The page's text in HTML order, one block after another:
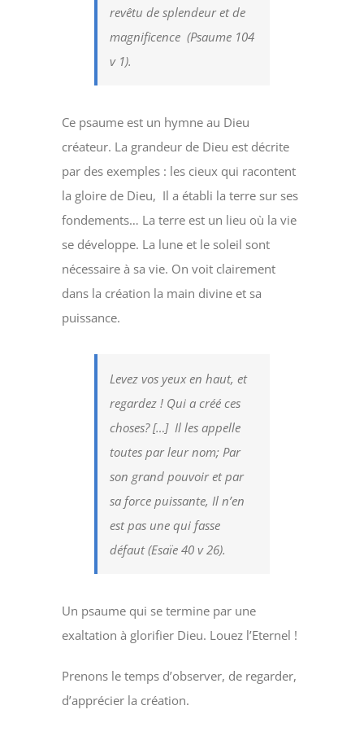
revêtu de splendeur et de
magnificence (Psaume 104
v 1).
Ce psaume est un hymne au Dieu
créateur. La grandeur de Dieu est décrite
par des exemples : les cieux qui racontent
la gloire de Dieu, Il a établi la terre sur ses
fondements… La terre est un lieu où la vie
se développe. La lune et le soleil sont
nécessaire à sa vie. On voit clairement
dans la création la main divine et sa
puissance.
Levez vos yeux en haut, et
regardez ! Qui a créé ces
choses? […] Il les appelle
toutes par leur nom; Par
son grand pouvoir et par
sa force puissante, Il n’en
est pas une qui fasse
défaut (Esaïe 40 v 26).
Un psaume qui se termine par une
exaltation à glorifier Dieu. Louez l’Eternel !
Prenons le temps d’observer, de regarder,
d’apprécier la création.